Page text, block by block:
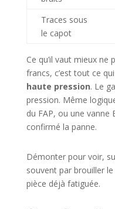
Traces sous
le capot
Ce qu’il vaut mieux
francs, c’est tout ce
haute pression. Le
pression. Même
du FAP, ou une vanne
confirmé la panne.
Démonter pour voir,
souvent par brouiller
pièce déjà fatiguée.